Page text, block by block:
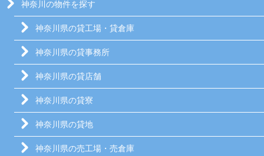
神奈川の物件を探す
神奈川県の貸工場・貸倉庫
神奈川県の貸事務所
神奈川県の貸店舗
神奈川県の貸寮
神奈川県の貸地
神奈川県の売工場・売倉庫